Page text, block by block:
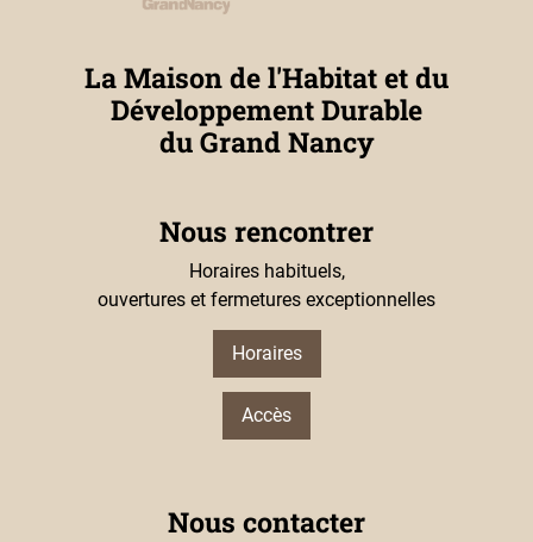
La Maison de l'Habitat et du
Développement Durable
du Grand Nancy
Nous rencontrer
Horaires habituels,
ouvertures et fermetures exceptionnelles
Horaires
Accès
Nous contacter